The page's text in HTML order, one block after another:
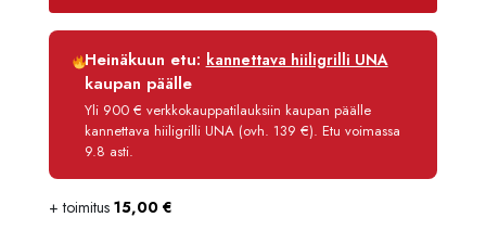
Luottoaika
12 kk
Korko
Käsittelymaksu
3,90 €/kk
Maksettava yhteensä
136,70 €
Heinäkuun etu: kannettava hiiligrilli UNA
kaupan päälle
Yli 900 € verkkokauppatilauksiin kaupan päälle
kannettava hiiligrilli UNA (ovh. 139 €). Etu voimassa
9.8 asti.
+ toimitus 15,00 €